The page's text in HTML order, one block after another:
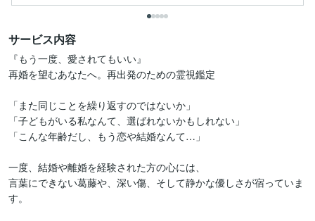
サービス内容
『もう一度、愛されてもいい』
再婚を望むあなたへ。再出発のための霊視鑑定
「また同じことを繰り返すのではないか」
「子どもがいる私なんて、選ばれないかもしれない」
「こんな年齢だし、もう恋や結婚なんて…」
一度、結婚や離婚を経験された方の心には、
言葉にできない葛藤や、深い傷、そして静かな優しさが宿っていま
す。